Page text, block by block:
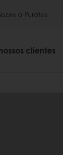
a Puratos
clientes